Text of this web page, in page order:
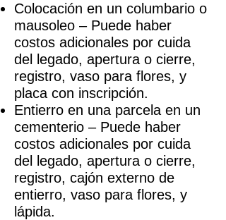
Colocación en un columbario o
mausoleo – Puede haber
costos adicionales por cuida
del legado, apertura o cierre,
registro, vaso para flores, y
placa con inscripción.
Entierro en una parcela en un
cementerio – Puede haber
costos adicionales por cuida
del legado, apertura o cierre,
registro, cajón externo de
entierro, vaso para flores, y
lápida.